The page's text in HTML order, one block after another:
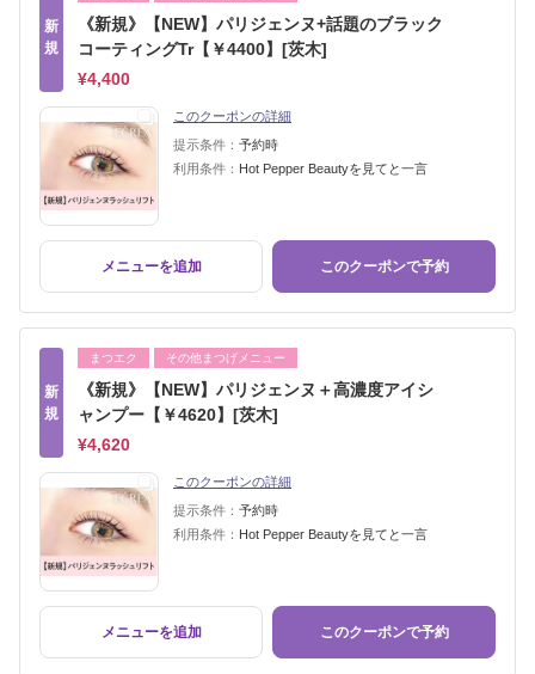
新
規
《新規》【NEW】パリジェンヌ+話題のブラック
コーティングTr【￥4400】[茨木]
¥4,400
このクーポンの詳細
提示条件： 予約時
利用条件： Hot Pepper Beautyを見てと一言
メニューを追加 このクーポンで予約
新
規
まつエク その他まつげメニュー
《新規》【NEW】パリジェンヌ＋高濃度アイシ
ャンプー【￥4620】[茨木]
¥4,620
このクーポンの詳細
提示条件： 予約時
利用条件： Hot Pepper Beautyを見てと一言
メニューを追加 このクーポンで予約